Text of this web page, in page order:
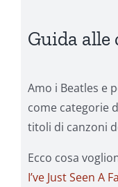
Guida alle
Amo i Beatles e
come categorie
titoli di canzoni
Ecco cosa
I’ve Just Seen A